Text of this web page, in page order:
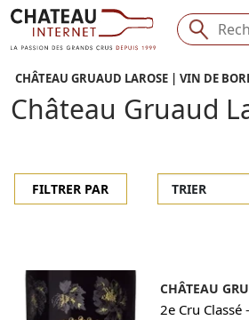
CHÂTEAU GRUAUD LAROSE | VIN DE
Château Gruaud
FILTRER PAR
CHÂTEAU
2e Cru Classé -